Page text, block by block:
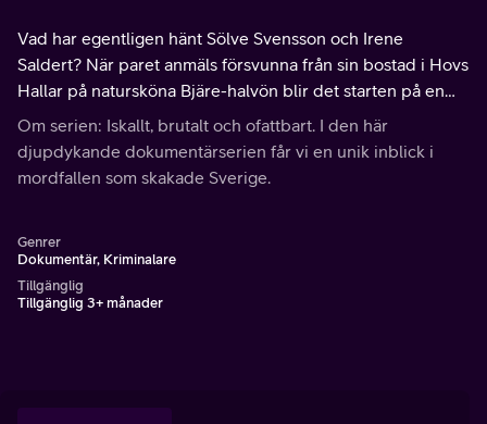
Vad har egentligen hänt Sölve Svensson och Irene
Saldert? När paret anmäls försvunna från sin bostad i Hovs
Hallar på natursköna Bjäre-halvön blir det starten på en
mycket omfattande och uppmärksammad polisutredning.
Om serien: Iskallt, brutalt och ofattbart. I den här
djupdykande dokumentärserien får vi en unik inblick i
mordfallen som skakade Sverige.
Genrer
Dokumentär, Kriminalare
Tillgänglig
Tillgänglig 3+ månader